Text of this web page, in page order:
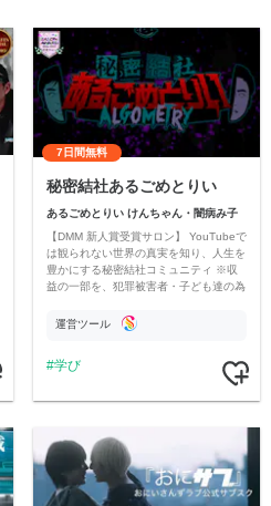
7日間無料
秘密結社あるごめとりい
あるごめとりい けんちゃん・闇病み子
【DMM 新人賞受賞サロン】 YouTubeで
は観られない世界の真実を知り、人生を
豊かにする秘密結社コミュニティ ※収
益の一部を、犯罪被害者・子ども達の為
す運営ツール
学び